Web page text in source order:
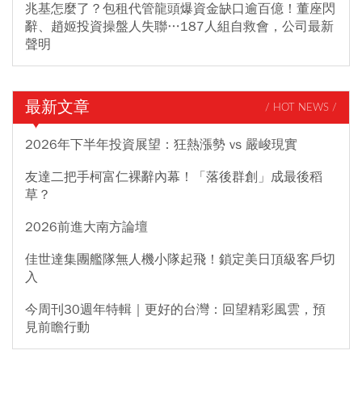
兆基怎麼了？包租代管龍頭爆資金缺口逾百億！董座閃
辭、趙姬投資操盤人失聯…187人組自救會，公司最新
聲明
最新文章 / HOT NEWS /
2026年下半年投資展望：狂熱漲勢 vs 嚴峻現實
友達二把手柯富仁裸辭內幕！「落後群創」成最後稻
草？
2026前進大南方論壇
佳世達集團艦隊無人機小隊起飛！鎖定美日頂級客戶切
入
今周刊30週年特輯｜更好的台灣：回望精彩風雲，預
見前瞻行動